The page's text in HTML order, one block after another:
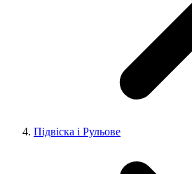
Підвіска і Рульове